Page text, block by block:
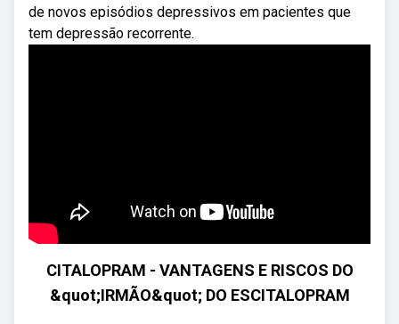
de novos episódios depressivos em pacientes que
tem depressão recorrente.
CITALOPRAM - VANTAGENS E RISCOS DO
&quot;IRMÃO&quot; DO ESCITALOPRAM